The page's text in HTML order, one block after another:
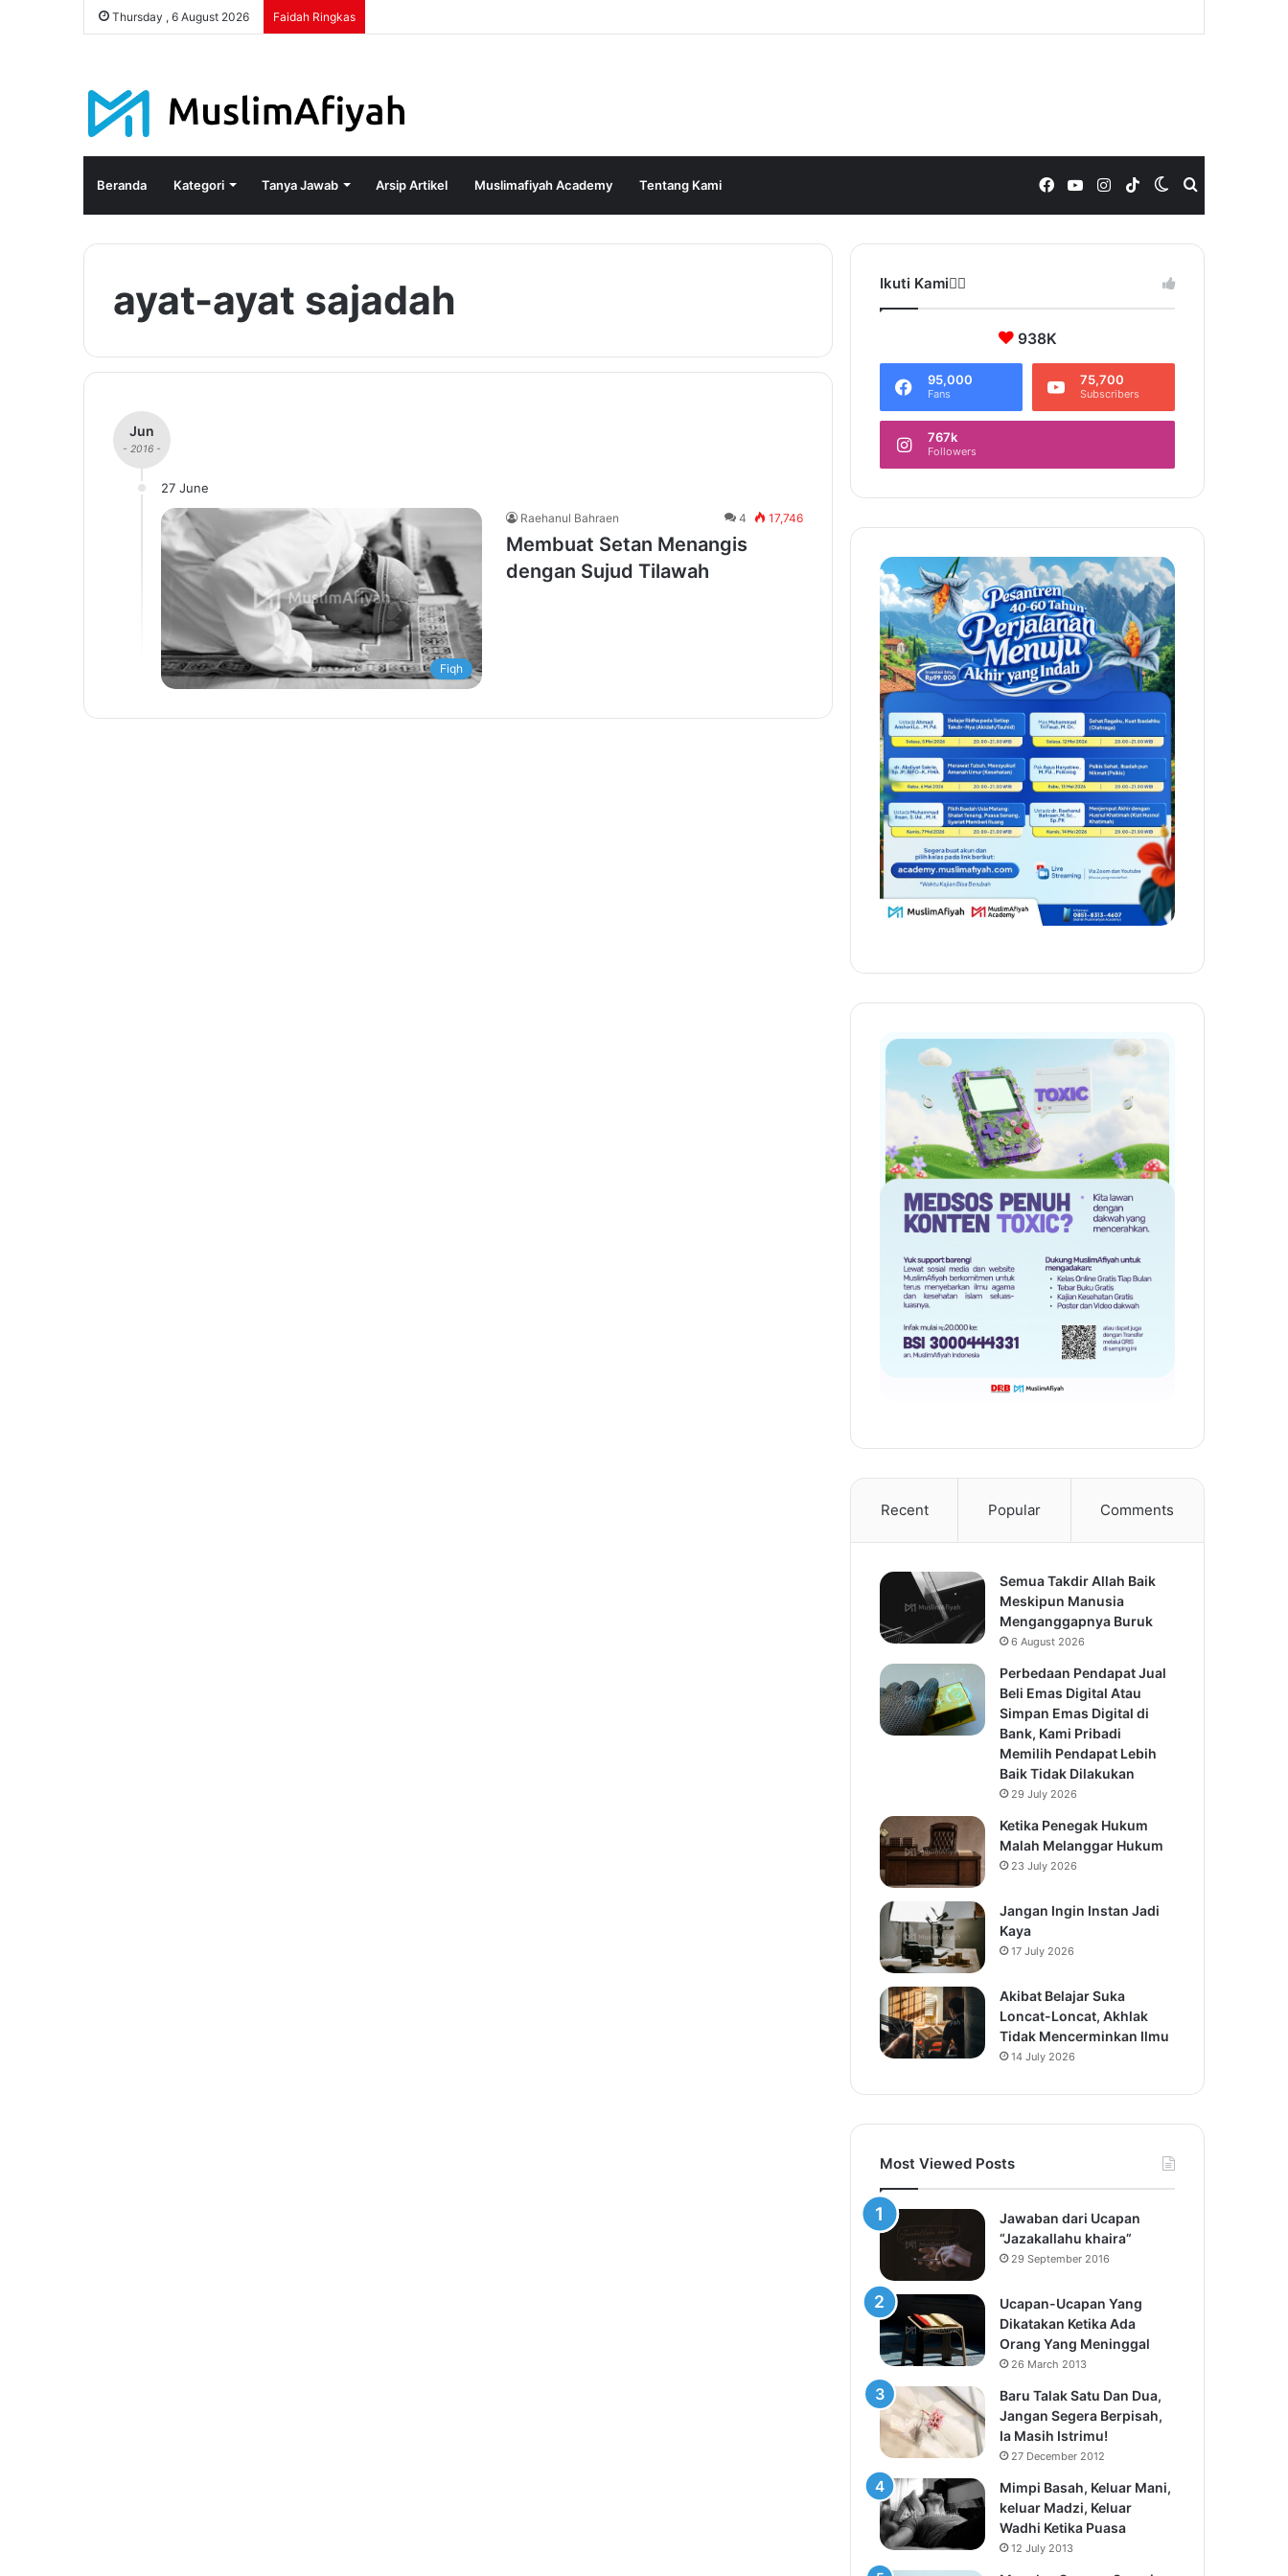
Thursday , 6 August 2026 Faidah Ringkas
Beranda Kategori Tanya Jawab Arsip Artikel Muslimafiyah Academy Tentang Kami Switch
skin
TikTok
Instagram
YouTube
Facebook
ayat-ayat sajadah
Jun
- 2016 -
27 June
Fiqh
Raehanul Bahraen 4 17,746
Membuat Setan Menangis
dengan Sujud Tilawah
Ikuti Kami❤️‍🔥
938K
95,000
Fans
75,700
Subscribers
767k
Followers
Recent Popular Comments
Semua Takdir Allah Baik
Meskipun Manusia
Menganggapnya Buruk
6 August 2026
Perbedaan Pendapat Jual
Beli Emas Digital Atau
Simpan Emas Digital di
Bank, Kami Pribadi
Memilih Pendapat Lebih
Baik Tidak Dilakukan
29 July 2026
Ketika Penegak Hukum
Malah Melanggar Hukum
23 July 2026
Jangan Ingin Instan Jadi
Kaya
17 July 2026
Akibat Belajar Suka
Loncat-Loncat, Akhlak
Tidak Mencerminkan Ilmu
14 July 2026
Most Viewed Posts
Jawaban dari Ucapan
“Jazakallahu khaira”
29 September 2016
Ucapan-Ucapan Yang
Dikatakan Ketika Ada
Orang Yang Meninggal
26 March 2013
Baru Talak Satu Dan Dua,
Jangan Segera Berpisah,
Ia Masih Istrimu!
27 December 2012
Mimpi Basah, Keluar Mani,
keluar Madzi, Keluar
Wadhi Ketika Puasa
12 July 2013